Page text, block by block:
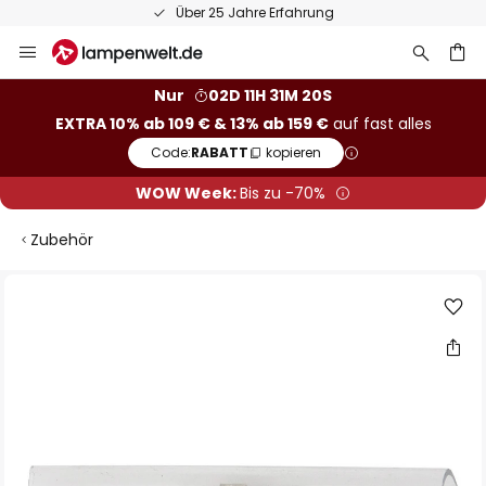
Über 25 Jahre Erfahrung
Inhalt
Nur
02D 11H 31M 20S
EXTRA 10% ab 109 € & 13% ab 159 €auf fast alles
Code:RABATT kopieren
WOW Week:Bis zu -70%
Zubehör